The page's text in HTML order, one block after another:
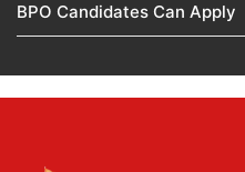
BPO Candidates Can Apply